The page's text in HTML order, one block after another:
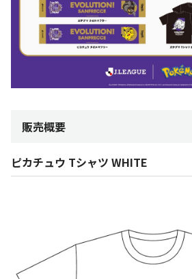
販売概要
ピカチュウ Tシャツ WHITE